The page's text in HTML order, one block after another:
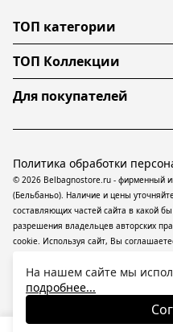
ТОП категории
ТОП Коллекции
Для покупателей
© 2026 Belbagnostore.ru - фирменный
(Бельбаньо). Наличие и цены
составляющих частей сайта в какой
разрешения владельцев авторских
cookie. Используя сайт, Вы
ресурсе применяются
технологии предоставления
анализа сведений, относящихся к
«Интернет», находящихся на
Политика обработки
На нашем сайте мы
подробнее...